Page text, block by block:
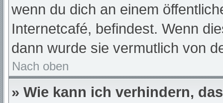
wenn du dich an einem
Internetcafé, befindest. Wenn
dann wurde sie vermutlich von
Nach oben
» Wie kann ich verhindern,